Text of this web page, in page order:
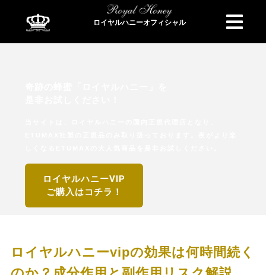
ロイヤルハニーオフィシャル
ロイヤルハニーVIP
ご購入はコチラ！
ロイヤルハニーvipの効果は何時間続く